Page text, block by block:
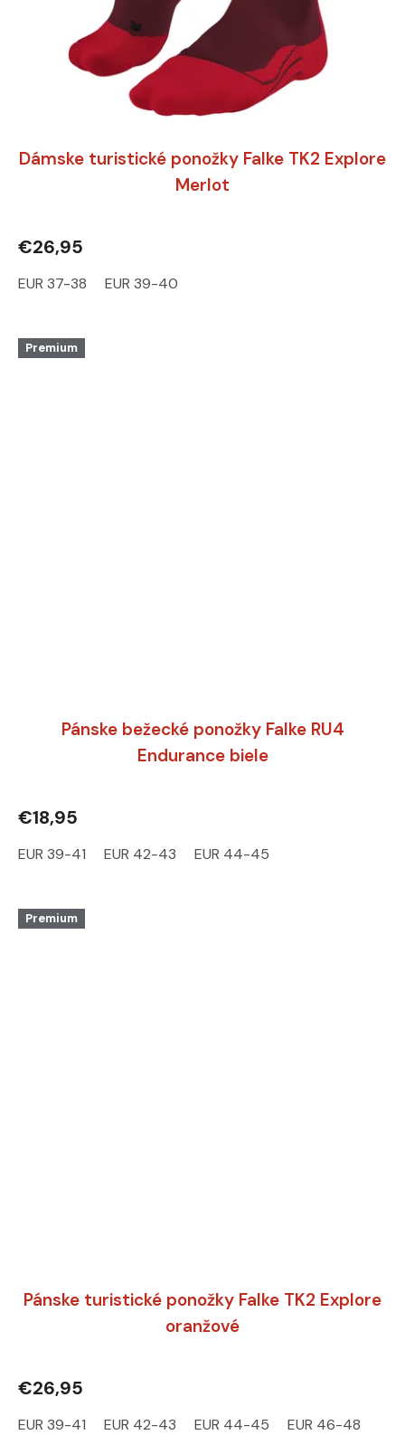
Dámske turistické ponožky Falke TK2 Explore
Merlot
€26,95
EUR 37-38 EUR 39-40
Premium
Pánske bežecké ponožky Falke RU4
Endurance biele
€18,95
EUR 39-41 EUR 42-43 EUR 44-45
Premium
Pánske turistické ponožky Falke TK2 Explore
oranžové
€26,95
EUR 39-41 EUR 42-43 EUR 44-45 EUR 46-48